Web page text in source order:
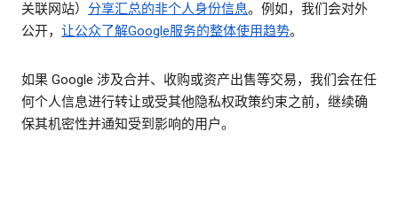
关联网站） 分享汇总的非个人身份信息。例如，我们会对外
公开， 让公众了解Google服务的整体使用趋势。
如果 Google 涉及合并、收购或资产出售等交易，我们会在任
何个人信息进行转让或受其他隐私权政策约束之前，继续确
保其机密性并通知受到影响的用户。